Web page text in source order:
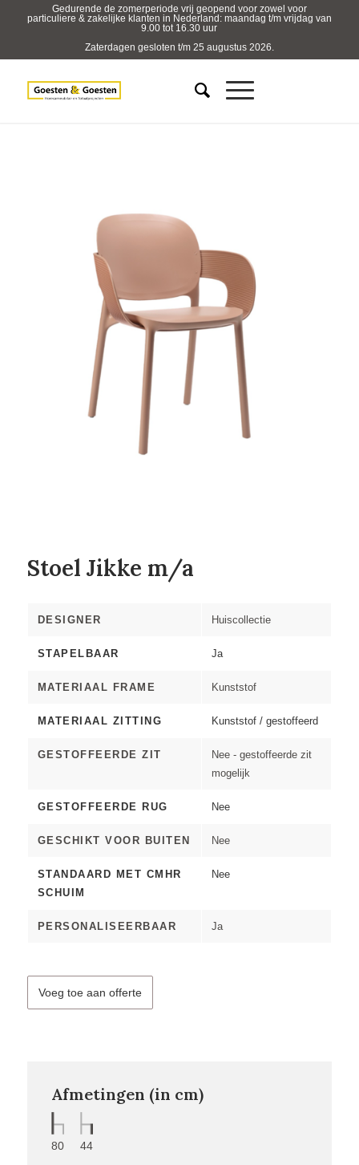
Gedurende de zomerperiode vrij geopend voor zowel voor
particuliere & zakelijke klanten in Nederland: maandag t/m vrijdag van
9.00 tot 16.30 uur
Zaterdagen gesloten t/m 25 augustus 2026.
Stoel Jikke m/a
DESIGNER Huiscollectie
STAPELBAAR Ja
MATERIAAL FRAME Kunststof
MATERIAAL ZITTING Kunststof / gestoffeerd
GESTOFFEERDE ZIT
Nee - gestoffeerde zit
mogelijk
GESTOFFEERDE RUG Nee
GESCHIKT VOOR BUITEN Nee
STANDAARD MET CMHR
SCHUIM
Nee
PERSONALISEERBAAR Ja
Voeg toe aan offerte
Afmetingen (in cm)
80 44